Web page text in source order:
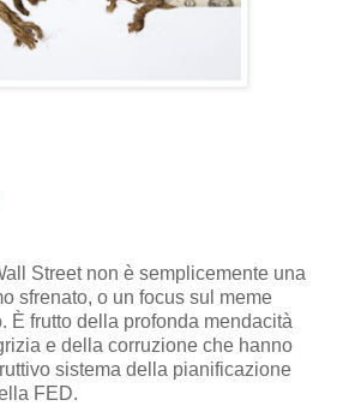
Street non è semplicemente una
sfrenato, o un focus sul meme
È frutto della profonda mendacità
e della corruzione che hanno
sistema della pianificazione
FED.